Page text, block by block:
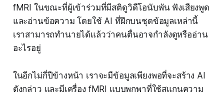
fMRI ในขณะที่ผู้เข้าร่วมที่มีสติดูวิดีโอนับพัน ฟังเสียงพูด
และอ่านข้อความ โดยใช้ AI ที่ฝึกบนชุดข้อมูลเหล่านี้
เราสามารถทำนายได้แล้วว่าคนตื่นอาจกำลังดูหรืออ่าน
อะไรอยู่
ในอีกไม่กี่ปีข้างหน้า เราจะมีข้อมูลเพียงพอที่จะสร้าง AI
ดังกล่าว และมีเครื่อง fMRI แบบพกพาที่ใช้สแกนความ